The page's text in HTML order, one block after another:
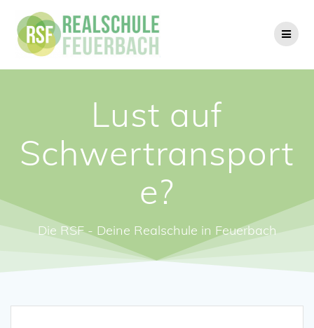
Inhalt
springen
Lust auf
Schwertransport
e?
Die RSF - Deine Realschule in Feuerbach